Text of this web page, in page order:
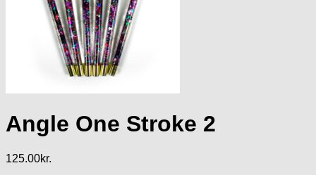
Angle One Stroke 2
125.00kr.